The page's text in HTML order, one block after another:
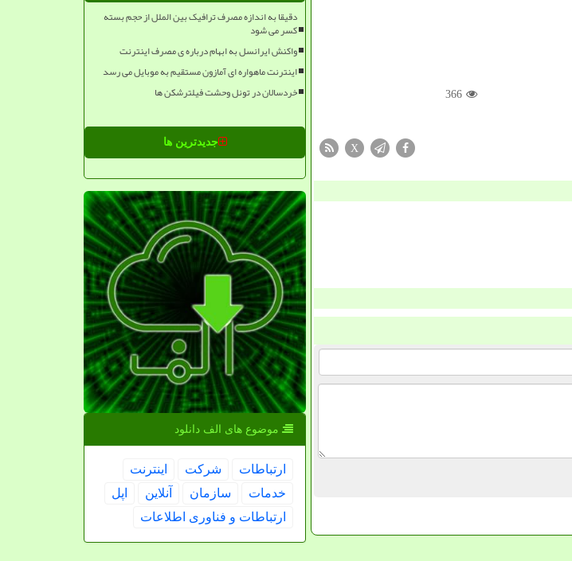
366
X
دقیقا به اندازه مصرف ترافیک بین الملل از حجم بسته
کسر می شود
واکنش ایرانسل به ابهام درباره ی مصرف اینترنت
اینترنت ماهواره ای آمازون مستقیم به موبایل می رسد
خردسالان در تونل وحشت فیلترشکن ها
جدیدترین ها
موضوع های الف دانلود
ارتباطات شركت
اینترنت
خدمات
سازمان آنلاین
اپل
ارتباطات و فناوری اطلاعات